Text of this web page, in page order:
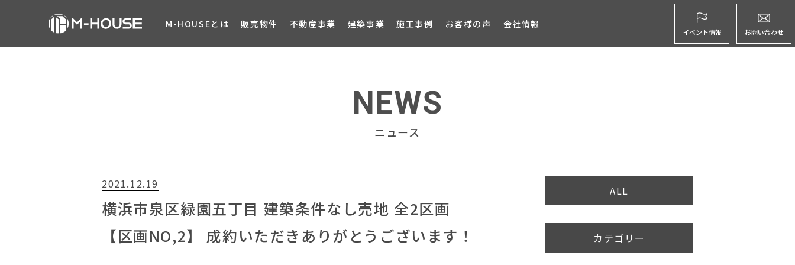
M-HOUSEとは 販売物件 不動産事業 建築事業 施工事例 お客様の声 会社情報
イベント情報 お問い合わせ
NEWS
ニュース
2021.12.19
横浜市泉区緑園五丁目 建築条件なし売地 全2区画
【区画NO,2】 成約いただきありがとうございます！
ALL
カテゴリー